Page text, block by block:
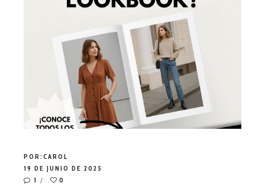
POR:CAROL
19 DE JUNIO DE 2025
1
0